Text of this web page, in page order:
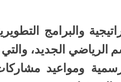
والبرامج
الرياضي الجديد،
ومواعيد